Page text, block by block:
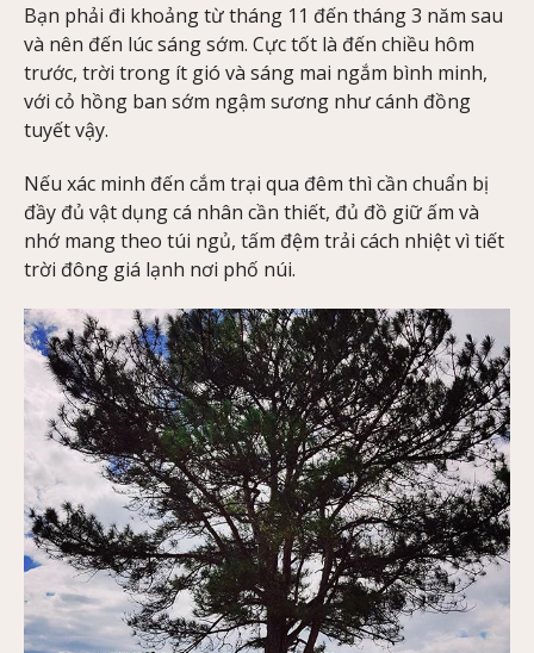
Bạn phải đi khoảng từ tháng 11 đến tháng 3 năm sau
và nên đến lúc sáng sớm. Cực tốt là đến chiều hôm
trước, trời trong ít gió và sáng mai ngắm bình minh,
với cỏ hồng ban sớm ngậm sương như cánh đồng
tuyết vậy.
Nếu xác minh đến cắm trại qua đêm thì cần chuẩn bị
đầy đủ vật dụng cá nhân cần thiết, đủ đồ giữ ấm và
nhớ mang theo túi ngủ, tấm đệm trải cách nhiệt vì tiết
trời đông giá lạnh nơi phố núi.